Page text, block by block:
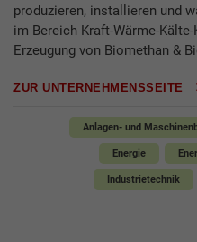
produzieren, installieren und
im Bereich Kraft-Wärme-
Erzeugung von Biomethan &
ZUR UNTERNEHMENSSEITE
Anlagen- und
Energie
Industrietechnik